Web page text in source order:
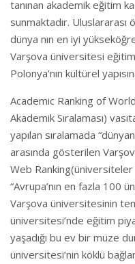
tanınan akademik eğitim
sunmaktadır. Uluslararası
dünya nın en iyi
Varşova üniversitesi
Polonya’nın kültürel
Academic Ranking of
Akademik Sıralaması)
yapılan sıralamada
arasında gösterilen
Web Ranking(üniversiteler
“Avrupa’nın en fazla 100
Varşova üniversitesinin
üniversitesi’nde eğitim
yaşadığı bu ev bir müze
üniversitesi’nin köklü